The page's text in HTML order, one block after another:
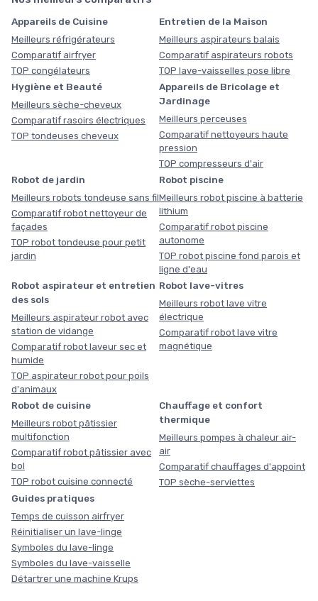
Appareils de Cuisine
Meilleurs réfrigérateurs
Comparatif airfryer
TOP congélateurs
Entretien de la Maison
Meilleurs aspirateurs balais
Comparatif aspirateurs robots
TOP lave-vaisselles pose libre
Hygiène et Beauté
Meilleurs sèche-cheveux
Comparatif rasoirs électriques
TOP tondeuses cheveux
Appareils de Bricolage et
Jardinage
Meilleurs perceuses
Comparatif nettoyeurs haute
pression
TOP compresseurs d'air
Robot de jardin
Meilleurs robots tondeuse sans fil
Comparatif robot nettoyeur de
façades
TOP robot tondeuse pour petit
jardin
Robot piscine
Meilleurs robot piscine à batterie
lithium
Comparatif robot piscine
autonome
TOP robot piscine fond parois et
ligne d'eau
Robot aspirateur et entretien
des sols
Meilleurs aspirateur robot avec
station de vidange
Comparatif robot laveur sec et
humide
TOP aspirateur robot pour poils
d'animaux
Robot lave-vitres
Meilleurs robot lave vitre
électrique
Comparatif robot lave vitre
magnétique
Robot de cuisine
Meilleurs robot pâtissier
multifonction
Comparatif robot pâtissier avec
bol
TOP robot cuisine connecté
Chauffage et confort
thermique
Meilleurs pompes à chaleur air-
air
Comparatif chauffages d'appoint
TOP sèche-serviettes
Guides pratiques
Temps de cuisson airfryer
Réinitialiser un lave-linge
Symboles du lave-linge
Symboles du lave-vaisselle
Détartrer une machine Krups